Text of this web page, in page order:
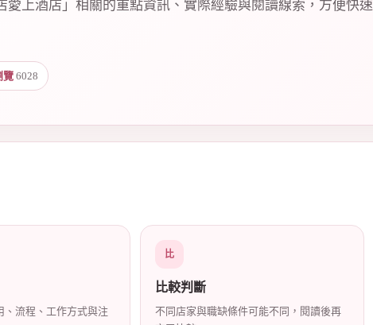
上酒店」相關的重點資訊、實際經驗與閱讀線索，方便快速
覽 6028
、流程、工作方式與注
比
比較判斷
不同店家與職缺條件可能不同，閱讀後再